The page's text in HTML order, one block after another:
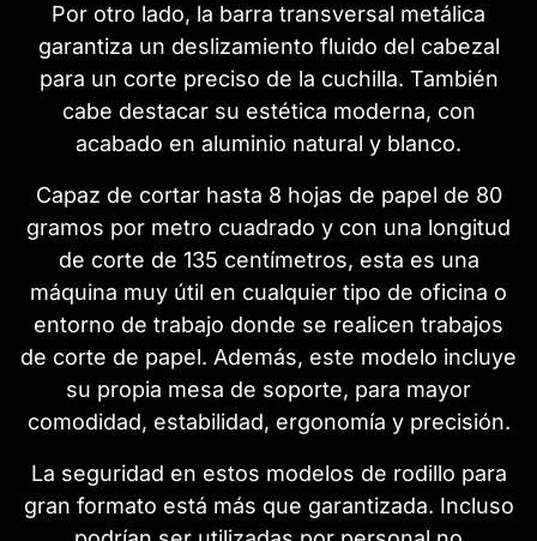
Por otro lado, la barra transversal metálica
garantiza un deslizamiento fluido del cabezal
para un corte preciso de la cuchilla. También
cabe destacar su estética moderna, con
acabado en aluminio natural y blanco.
Capaz de cortar hasta 8 hojas de papel de 80
gramos por metro cuadrado y con una longitud
de corte de 135 centímetros, esta es una
máquina muy útil en cualquier tipo de oficina o
entorno de trabajo donde se realicen trabajos
de corte de papel. Además, este modelo incluye
su propia mesa de soporte, para mayor
comodidad, estabilidad, ergonomía y precisión.
La seguridad en estos modelos de rodillo para
gran formato está más que garantizada. Incluso